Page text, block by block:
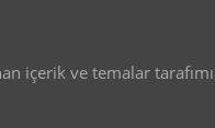
içerik ve temalar